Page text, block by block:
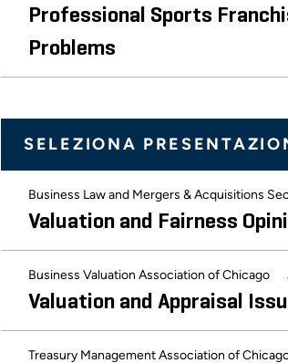
Professional Sports
Problems
SELEZIONA
Business Law and Mergers & Acquisitions
Valuation and Fairness
Business Valuation Association of Chicago
Valuation and Appraisal
Treasury Management Association of